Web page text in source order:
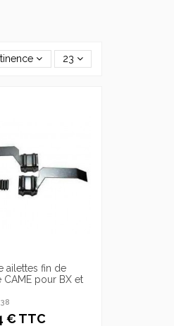
23
ailettes fin de
CAME pour BX et
€ TTC